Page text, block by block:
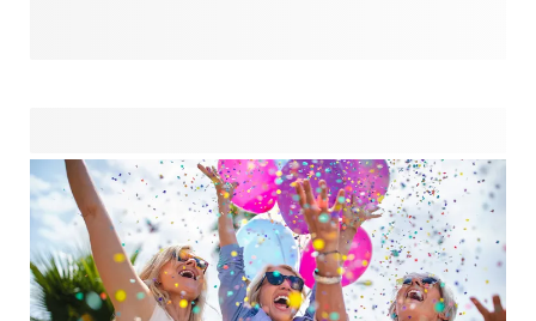
collègue à qui vous avez à peine adressé la parole, nous
sommes sûrs que vous trouverez le cadeau qui vous
conviendra le mieux.